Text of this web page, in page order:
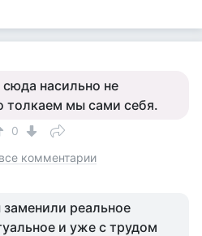
насильно не
толкаем мы сами себя.
0
комментарии
реальное
и уже с трудом